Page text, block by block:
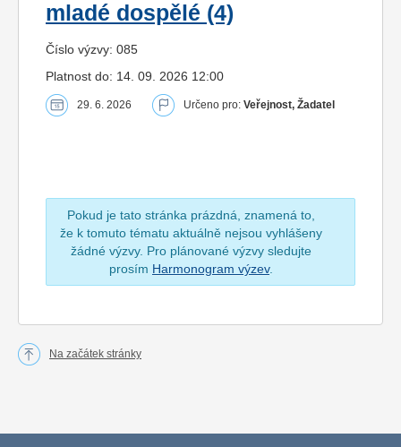
mladé dospělé (4)
Číslo výzvy: 085
Platnost do: 14. 09. 2026 12:00
29. 6. 2026 Určeno pro: Veřejnost, Žadatel
Pokud je tato stránka prázdná, znamená to,
že k tomuto tématu aktuálně nejsou vyhlášeny
žádné výzvy. Pro plánované výzvy sledujte
prosím Harmonogram výzev.
Na začátek stránky